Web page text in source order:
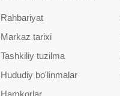
Rahbariyat
Markaz tarixi
Tashkiliy tuzilma
Hududiy bo'linmalar
Hamkorlar